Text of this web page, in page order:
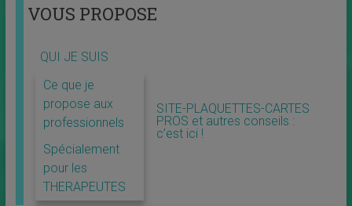
VOUS PROPOSE
QUI JE SUIS
Ce que je
propose aux
professionnels
Spécialement
pour les
THERAPEUTES
SITE-PLAQUETTES-CARTES
PROS et autres conseils :
c’est ici !